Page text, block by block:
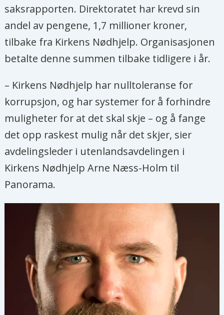
saksrapporten. Direktoratet har krevd sin
andel av pengene, 1,7 millioner kroner,
tilbake fra Kirkens Nødhjelp. Organisasjonen
betalte denne summen tilbake tidligere i år.
– Kirkens Nødhjelp har nulltoleranse for
korrupsjon, og har systemer for å forhindre
muligheter for at det skal skje – og å fange
det opp raskest mulig når det skjer, sier
avdelingsleder i utenlandsavdelingen i
Kirkens Nødhjelp Arne Næss-Holm til
Panorama.